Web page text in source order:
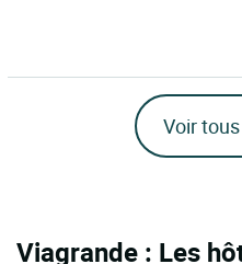
Voir
Viagrande : Les